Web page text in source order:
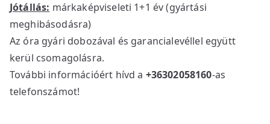
Jótállás: márkaképviseleti 1+1 év (gyártási
meghibásodásra)
Az óra gyári dobozával és garancialevéllel együtt
kerül csomagolásra.
További információért hívd a +36302058160-as
telefonszámot!